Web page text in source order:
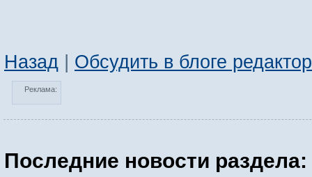
Назад | Обсудить в блоге
Реклама:
Последние новости раздела: